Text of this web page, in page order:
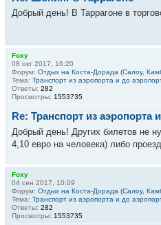
Добрый день! В Таррагоне в
Foxy
08 окт 2017, 16:20
Форум: Отдых на Коста-Дорада (Салоу,
Тема: Транспорт из аэропорта и до
Ответы: 282
Просмотры: 1553735
Re: Транспорт из
Добрый день! Других билетов не
4,10 евро на человека) либо
Foxy
04 сен 2017, 10:09
Форум: Отдых на Коста-Дорада (Салоу,
Тема: Транспорт из аэропорта и до
Ответы: 282
Просмотры: 1553735